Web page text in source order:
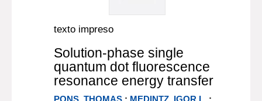
texto impreso
Solution-phase single
quantum dot fluorescence
resonance energy transfer
PONS, THOMAS ; MEDINTZ, IGOR L. ;